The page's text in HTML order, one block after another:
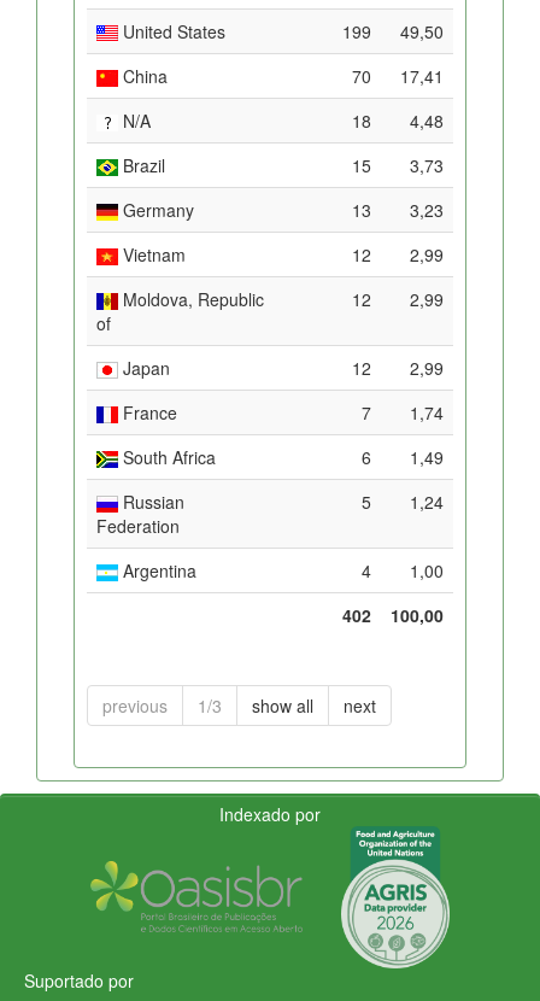
United States
199
49,50
China
70
17,41
N/A
18
4,48
Brazil
15
3,73
Germany
13
3,23
Vietnam
12
2,99
Moldova, Republic
of
12 2,99
Japan 12
2,99
France
7
1,74
South Africa
6
1,49
Russian
Federation
5 1,24
Argentina 4
1,00
402
100,00
previous 1/3 show all next
Indexado por
Suportado por